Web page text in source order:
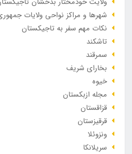
شهرها و مراکز نواحی ولایات
نکات مهم سفر به تاجیکستان
تاشکند
سمرقند
بخارای شریف
خیوه
مجله ازبکستان
قزاقستان
قرقیزستان
ونزوئلا
سریلانکا